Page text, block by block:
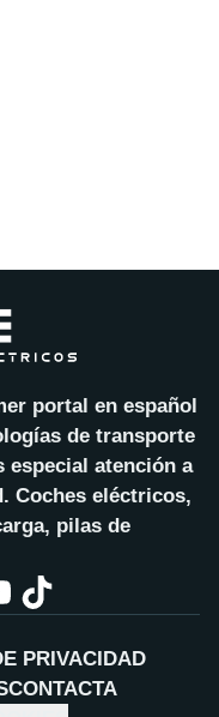
portal en español
de transporte
especial atención a
Coches eléctricos,
pilas de
PRIVACIDAD
CONTACTA